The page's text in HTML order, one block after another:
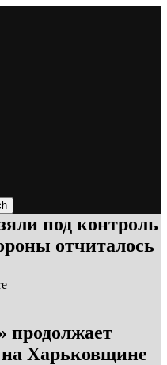
под контроль
отчиталось
продолжает
Харьковщине